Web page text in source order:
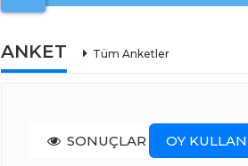
ANKET Tüm Anketler
SONUÇLAR OY KULLAN